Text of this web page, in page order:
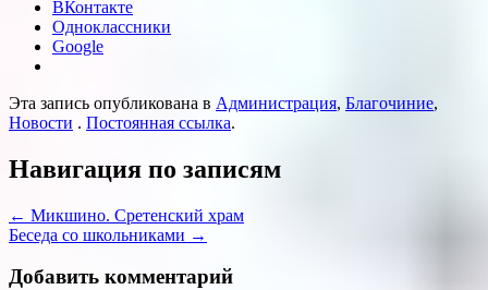
ВКонтакте
Одноклассники
Google
Эта запись опубликована в Администрация, Благочиние,
Новости . Постоянная ссылка.
Навигация по записям
← Микшино. Сретенский храм
Беседа со школьниками →
Добавить комментарий